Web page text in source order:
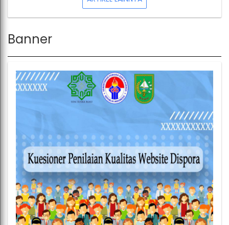
Banner